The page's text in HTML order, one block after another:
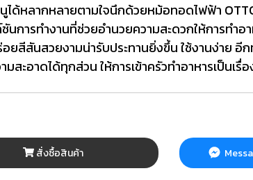
ได้หลากหลายตามใจนึกด้วยหม้อทอดไฟฟ้า
การทำงานที่ช่วยอำนวยความสะดวกให้การทำ
ยสีสันสวยงามน่ารับประทานยิ่งขึ้น ใช้งานง่าย
มสะอาดได้ทุกส่วน ให้การเข้าครัวทำอาหารเป็นเรื่
สั่งซื้อสินค้า